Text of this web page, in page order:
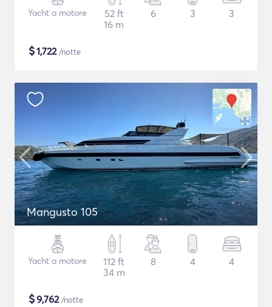
Yacht a motore
52 ft
16 m
6 3 3
$1,722/notte
Mangusto 105
Yacht a motore
112 ft
34 m
8 4 4
$9,762/notte